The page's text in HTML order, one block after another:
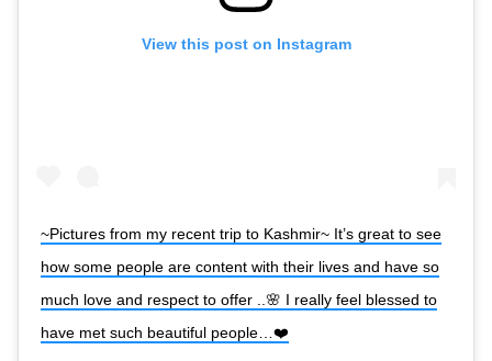
View this post on Instagram
~Pictures from my recent trip to Kashmir~ It’s great to see
how some people are content with their lives and have so
much love and respect to offer ..🌸 I really feel blessed to
have met such beautiful people…❤️